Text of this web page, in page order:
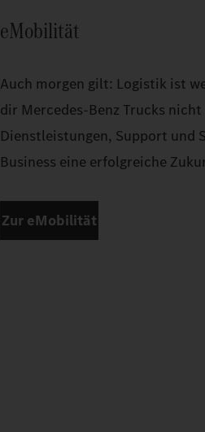
eMobilität
Auch morgen gilt: Logistik ist
dir Mercedes‑Benz Trucks
Dienstleistungen, Support und
Business eine erfolgreiche
Zur eMobilität